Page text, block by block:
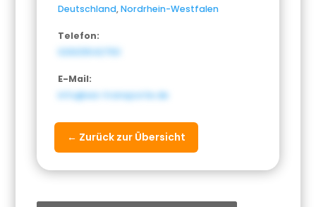
Deutschland,Nordrhein-Westfalen
Telefon:
029213542750
E-Mail:
info@wa-transporte.de
← Zurück zur Übersicht